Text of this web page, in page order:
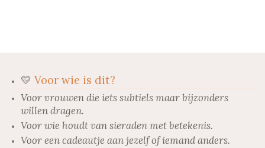
💛 Voor wie is dit?
Voor vrouwen die iets subtiels maar bijzonders
willen dragen.
Voor wie houdt van sieraden met betekenis.
Voor een cadeautje aan jezelf of iemand anders.